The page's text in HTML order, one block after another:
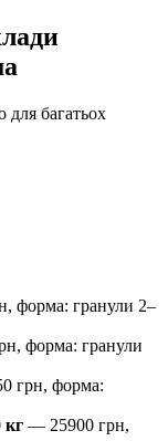
для багатьох
форма: гранули 2–
форма: гранули
грн, форма:
кг — 25900 грн,